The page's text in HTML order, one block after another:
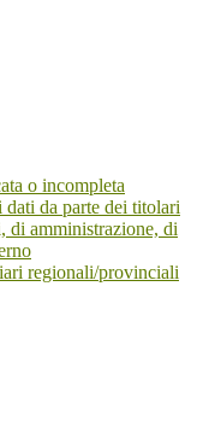
o incompleta
dati da parte dei titolari
di amministrazione, di
regionali/provinciali